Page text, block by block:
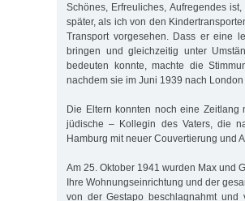
Schönes, Erfreuliches, Aufregendes
später, als ich von den
Transport vorgesehen. Dass er eine
bringen und gleichzeitig unter
bedeuten konnte, machte die
nachdem sie im Juni 1939 nach
Die Eltern konnten noch eine Zeitlang
jüdische – Kollegin des Vaters, die
Hamburg mit neuer Couvertierung und
Am 25. Oktober 1941 wurden Max und
Ihre Wohnungseinrichtung und der
von der Gestapo beschlagnahmt und